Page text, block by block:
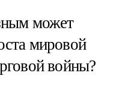
может
мировой
войны?